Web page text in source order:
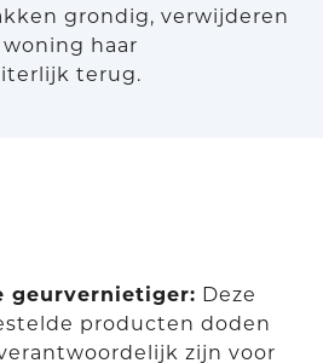
grondig, verwijderen
haar
terug.
geurvernietiger: Deze
producten doden
zijn voor